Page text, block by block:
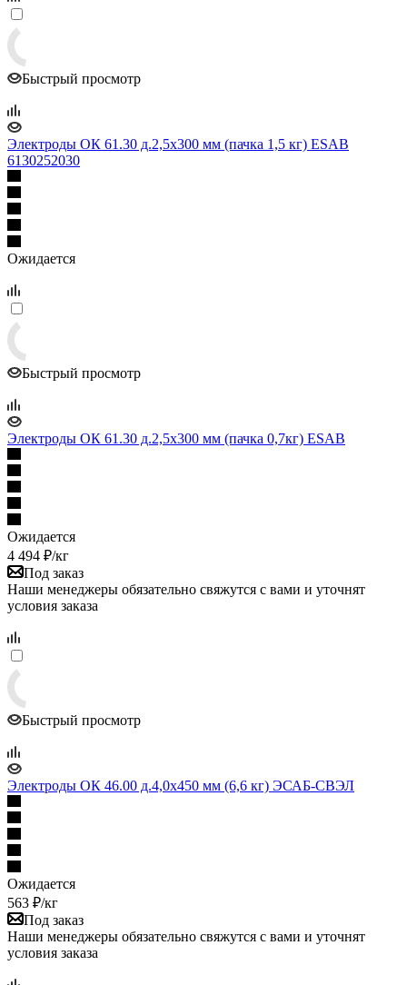
Быстрый просмотр
Электроды ОК 61.30 д.2,5x300 мм (пачка 1,5 кг) ESAB
6130252030
Ожидается
Быстрый просмотр
Электроды ОК 61.30 д.2,5x300 мм (пачка 0,7кг) ESAB
Ожидается
4 494 ₽/кг
Под заказ
Наши менеджеры обязательно свяжутся с вами и уточнят
условия заказа
Быстрый просмотр
Электроды ОК 46.00 д.4,0х450 мм (6,6 кг) ЭСАБ-СВЭЛ
Ожидается
563 ₽/кг
Под заказ
Наши менеджеры обязательно свяжутся с вами и уточнят
условия заказа